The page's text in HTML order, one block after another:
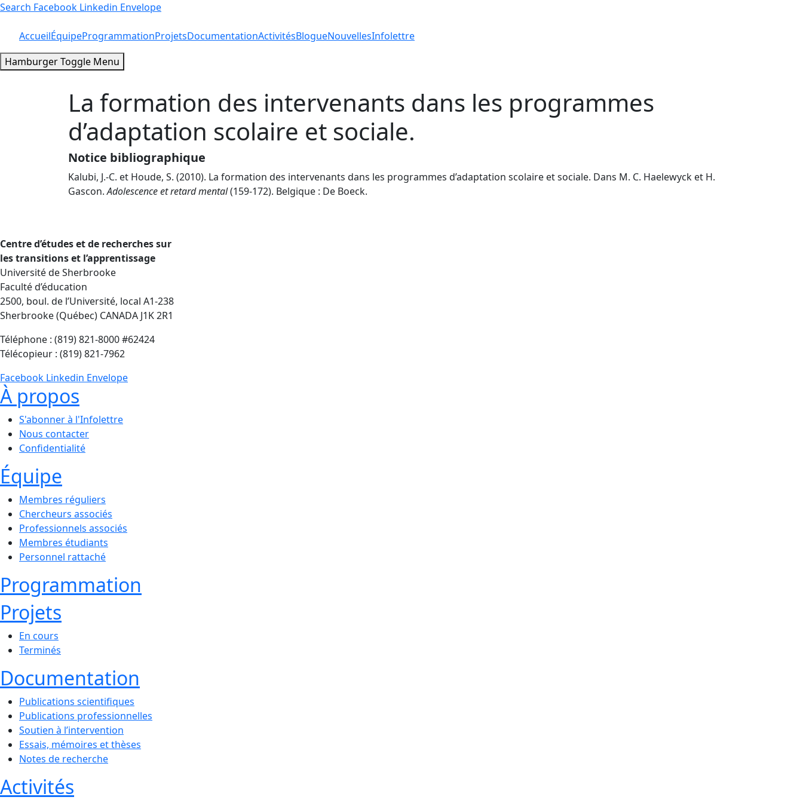
Search Facebook Linkedin Envelope
AccueilÉquipeProgrammationProjetsDocumentationActivitésBlogueNouvellesInfolettre
Hamburger Toggle Menu
La formation des intervenants dans les programmes
d’adaptation scolaire et sociale.
Notice bibliographique
Kalubi, J.-C. et Houde, S. (2010). La formation des intervenants dans les programmes d’adaptation scolaire et sociale. Dans M. C. Haelewyck et H.
Gascon.Adolescence et retard mental(159-172). Belgique : De Boeck.
Centre d’études et de recherches sur
les transitions et l’apprentissage
Université de Sherbrooke
Faculté d’éducation
2500, boul. de l’Université, local A1-238
Sherbrooke (Québec) CANADA J1K 2R1
Téléphone : (819) 821-8000 #62424
Télécopieur : (819) 821-7962
Facebook Linkedin Envelope
À propos
S'abonner à l'Infolettre
Nous contacter
Confidentialité
Équipe
Membres réguliers
Chercheurs associés
Professionnels associés
Membres étudiants
Personnel rattaché
Programmation
Projets
En cours
Terminés
Documentation
Publications scientifiques
Publications professionnelles
Soutien à l’intervention
Essais, mémoires et thèses
Notes de recherche
Activités